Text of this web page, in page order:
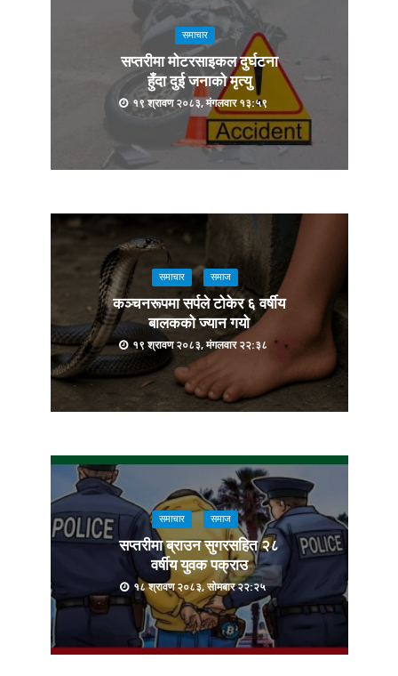
समाचार
सप्तरीमा मोटरसाइकल दुर्घटना
हुँदा दुई जनाको मृत्यु
१९ श्रावण २०८३, मंगलवार १३:५९
समाचार समाज
कञ्चनरूपमा सर्पले टोकेर ६ वर्षीय
बालकको ज्यान गयो
१९ श्रावण २०८३, मंगलवार २२:३८
समाचार समाज
सप्तरीमा ब्राउन सुगरसहित २८
वर्षीय युवक पक्राउ
१८ श्रावण २०८३, सोमबार २२:२५